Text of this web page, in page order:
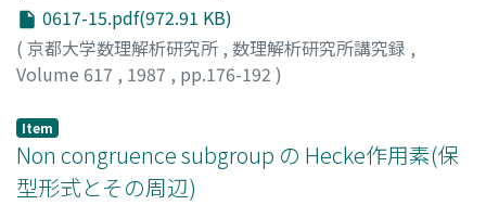
0617-15.pdf(972.91 KB)
( 京都大学数理解析研究所 , 数理解析研究所講究録 ,
Volume 617 , 1987 , pp.176-192 )
シモト, キイチロウ
Item
Non congruence subgroup の Hecke作用素(保
型形式とその周辺)